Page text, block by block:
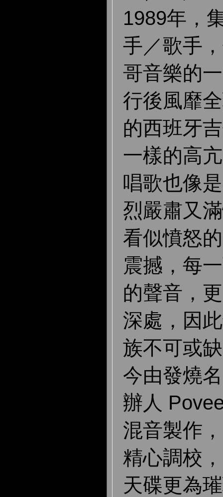
1989年，
手／歌手
哥音樂的
行後風靡
的西班牙
一樣的高
唱歌也像
烈嚴肅又
看似憤怒
震撼，每
的聲音，
深處，因
族不可或
今由發燒
辦人
混音製作
精心調校
天碟更為